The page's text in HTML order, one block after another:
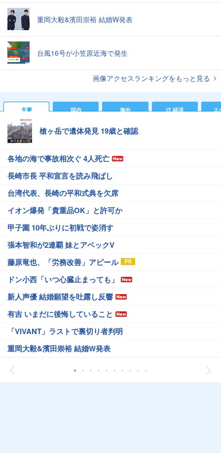
重岡大毅&濱田崇裕 結婚W発表
台風16号が小笠原近海で発生
画像アクセスランキングをもっと見る
主要 国内 海外 IT 経済 ス
槍ヶ岳で遺体発見 19歳と確認
各地の海で事故相次ぐ 4人死亡
長崎市長 平和宣言を読み飛ばし
台湾代表、長崎の平和式典を欠席
イオン爆発「貴重品OK」と許可か
甲子園 10年ぶりに初戦で姿消す
張本智和が2連覇 妹とアベックV
藤原竜也、「労務改善」アピール
ドン小西「いつ心臓止まっても」
新人声優 結婚願望を吐露し反響
有吉 いまだに後悔していること
「VIVANT」ラストで裏切り者判明
重岡大毅&濱田崇裕 結婚W発表